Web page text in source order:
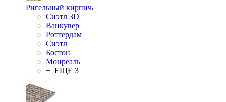
Ригельный кирпич
Сиэтл 3D
Ванкувер
Роттердам
Сиэтл
Бостон
Монреаль
+ ЕЩЕ 3